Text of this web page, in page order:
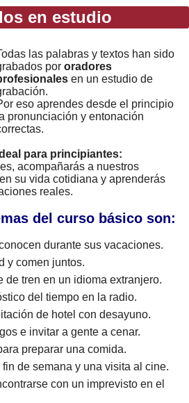
en estudio
las palabras y textos han sido
por oradores
en un estudio de
eso aprendes desde el principio
pronunciación y entonación
para principiantes:
acompañarás a nuestros
su vida cotidiana y aprenderás
reales.
del curso básico son:
durante sus vacaciones.
y comen juntos.
de tren en un idioma extranjero.
del tiempo en la radio.
de hotel con desayuno.
e invitar a gente a cenar.
preparar una comida.
de semana y una visita al cine.
con un imprevisto en el